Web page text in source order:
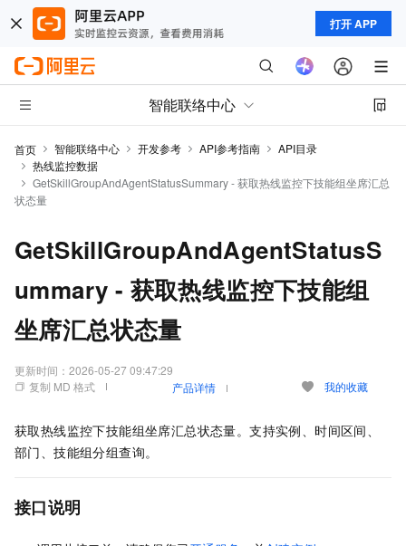
打开 APP
智能联络中心
首页 智能联络中心 开发参考 API参考指南
API目录
热线监控数据
GetSkillGroupAndAgentStatusSummary - 获取热线监控下技能组坐席汇总
状态量
GetSkillGroupAndAgentStatusS
ummary - 获取热线监控下技能组
坐席汇总状态量
更新时间： 2026-05-27 09:47:29
复制 MD 格式
产品详情 我的收藏
获取热线监控下技能组坐席汇总状态量。支持实例、时间区间、
部门、技能组分组查询。
接口说明